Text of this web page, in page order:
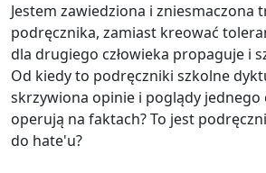
Jestem zawiedziona i zniesmaczona
podręcznika, zamiast kreować
dla drugiego człowieka propaguje i
Od kiedy to podręczniki szkolne
skrzywiona opinie i poglądy jednego
operują na faktach? To jest
do hate'u?